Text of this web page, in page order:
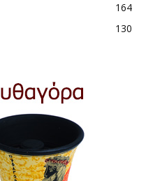
164
130